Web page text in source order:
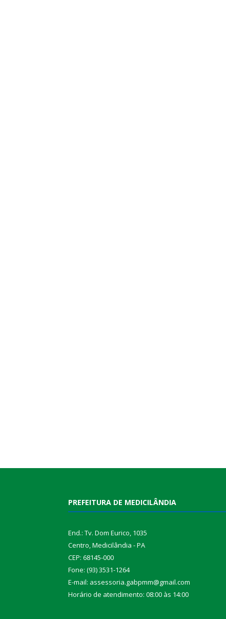
PREFEITURA DE MEDICILÂNDIA
End.: Tv. Dom Eurico, 1035
Centro, Medicilândia - PA
CEP: 68145-000
Fone: (93) 3531-1264
E-mail: assessoria.gabpmm@gmail.com
Horário de atendimento: 08:00 às 14:00